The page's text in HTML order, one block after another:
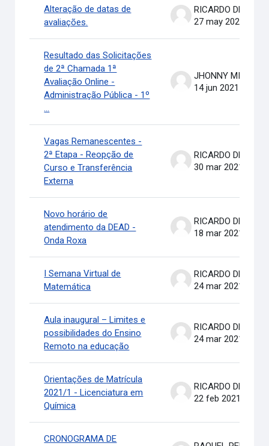
Alteração de datas de
avaliações.
27 may 2020
Resultado das Solicitações
de 2ª Chamada 1ª
Avaliação Online -
Administração Pública - 1º
...
14 jun 2021
Vagas Remanescentes -
2ª Etapa - Reopção de
Curso e Transferência
Externa
30 mar 2021
Novo horário de
atendimento da DEAD -
Onda Roxa
18 mar 2021
I Semana Virtual de
Matemática
24 mar 2021
Aula inaugural – Limites e
possibilidades do Ensino
Remoto na educação
24 mar 2021
Orientações de Matrícula
2021/1 - Licenciatura em
Química
22 feb 2021
CRONOGRAMA DE